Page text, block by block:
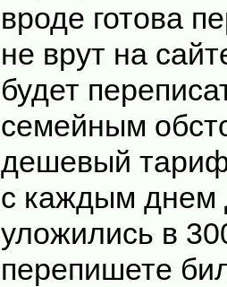
вроде готова
не врут на
будет
семейным
дешевый тариф
с каждым днем
уложились в
перепишете